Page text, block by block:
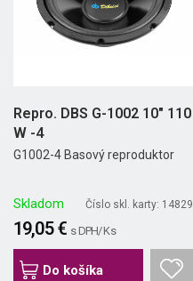
Repro. DBS G-1002 10" 110
W -4
G1002-4 Basový reproduktor
Skladom Číslo skl. karty: 14829
19,05 € s DPH/ Ks
Do košíka